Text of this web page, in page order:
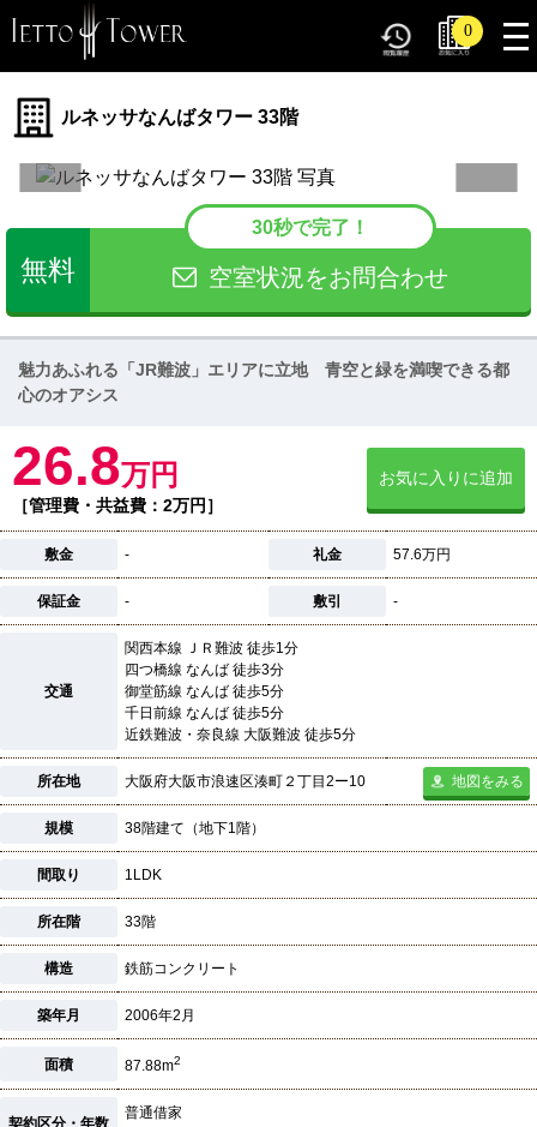
0
ルネッサなんばタワー 33階
無料
30秒で完了！
空室状況をお問合わせ
魅力あふれる「JR難波」エリアに立地 青空と緑を満喫できる都
心のオアシス
26.8万円
［管理費・共益費：2万円］
お気に入りに追加
敷金 - 礼金 57.6万円
保証金 - 敷引 -
交通
関西本線 ＪＲ難波 徒歩1分
四つ橋線 なんば 徒歩3分
御堂筋線 なんば 徒歩5分
千日前線 なんば 徒歩5分
近鉄難波・奈良線 大阪難波 徒歩5分
所在地 大阪府大阪市浪速区湊町２丁目2ー10 地図をみる
規模 38階建て（地下1階）
間取り 1LDK
所在階 33階
構造 鉄筋コンクリート
築年月 2006年2月
面積 87.88m2
契約区分・年数
普通借家